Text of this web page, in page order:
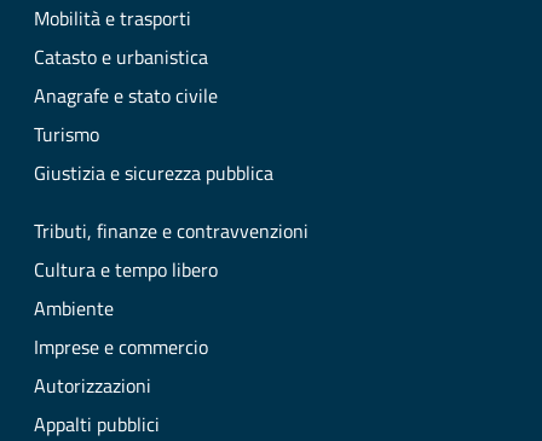
Mobilità e trasporti
Catasto e urbanistica
Anagrafe e stato civile
Turismo
Giustizia e sicurezza pubblica
Tributi, finanze e contravvenzioni
Cultura e tempo libero
Ambiente
Imprese e commercio
Autorizzazioni
Appalti pubblici